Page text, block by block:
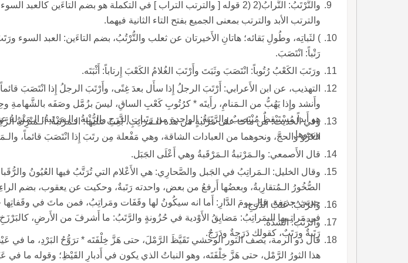
والتُّرْتَبُ: التُّرابُ(2 (2 قوله [ والترتب التراب ] في التكملة هو بضم التاءَين كالعبد
والترتب الأبد والترتب بمعنى الجميع بفتح التاء الثانية فيهما.
) لثَباتِه، وطُولِ بَقائه؛ هاتانِ الأَخيرتان عن ثعلب والتُّرْتُبُ، بضم التاءَين: العبد السوء
رَتْباً: انْتَصَبَ.
ورَتَبَ الكَعْبُ رُتُوباً: انْتَصَبَ وثَبَتَ وأَرْتَبَ الغُلامُ الكَعْبَ إِرتاباً: أَثْبَتَه.
التهذيب، عن ابن الأَعرابي: أَرْتَبَ الرجلُ إِذا سأَل بعدَ غِنًى، وأَرْتَبَ الرجلُ إِذا
وأَنشد وإِذا يَهُبُّ من الـمَنامِ، رأَيتَه * كرُتُوبِ كَعْبِ الساقِ، ليسَ بزُمَّل وصَفَه بالشَّهامةِ
هو أَبداً مُسْتَيْقِظٌ مُنْتَصِبٌ والرَّتَبَةُ: الواحدة من رَتَباتِ الدَّرَجِ والرُّتْبةُ والـمَرْتَبةُ: الـمَنْزِلةُ
ونحوها.
وفي الحديث: مَن ماتَ على مَرْتَبةٍ من هذه الـمَراتِبِ، بُعِثَ عليها؛ الـمَرْتَبةُ: الـمَنْزِلةُ
الغَزْوَ والحجَّ، ونحوهما من العبادات الشاقة، وهي مَفْعلة مِن رتَبَ إِذا انْتَصَبَ قائماً، والـمَراتِبُ جَمْعُها.
قال الأَصمعي: والـمَرْتبةُ الـمَرْقَبةُ وهي أَعْلَى الجَبَل.
وقال الخليل: الـمَراتِبُ في الجَبل والصَّحارِي: هي الأَعْلام التي
الصُّخُورُ الـمُتقارِبةُ، وبعضُها أَرفعُ من بعض، واحدته رَتَبةٌ، وحكيت عن يعقوب، بضم
حديث حذيفة، قال يومَ الدَّارِ: أَما انه سيكُونُ لها وقَفَات ومَراتِبُ، فمن ماتَ في
رَتَبةٌ ورَتَبٌ، كقولك دَرَجةٌ ودَرَجٌ.
والرَّتَبُ: عَتَبُ الدَّرَجِ.
والرَّتَب: الشدّةُ.